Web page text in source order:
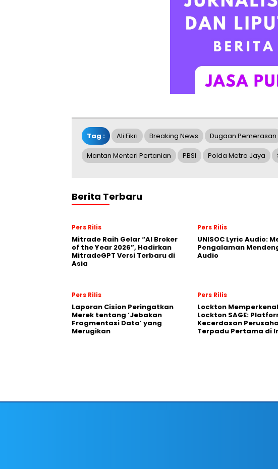
Tag : Ali Fikri Breaking News Dugaan Pemerasan
Mantan Menteri Pertanian PBSI Polda Metro Jaya
Berita Terbaru
Pers Rilis
Mitrade Raih Gelar “AI Broker
of the Year 2026”, Hadirkan
MitradeGPT Versi Terbaru di
Asia
Pers Rilis
UNISOC Lyric Audio:
Pengalaman
Audio
Pers Rilis
Laporan Cision Peringatkan
Merek tentang ‘Jebakan
Fragmentasi Data’ yang
Merugikan
Pers Rilis
Lockton
Lockton SAGE:
Kecerdasan
Terpadu Pertama di